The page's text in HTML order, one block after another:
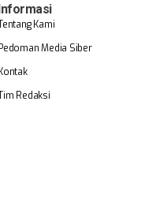
Kami
Pedoman Media Siber
Kontak
Redaksi